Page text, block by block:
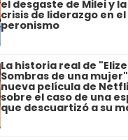
el desgaste de Milei y la
crisis de liderazgo en el
peronismo
La historia real de
Sombras de una
nueva película de
sobre el caso de una
que descuartizó a su